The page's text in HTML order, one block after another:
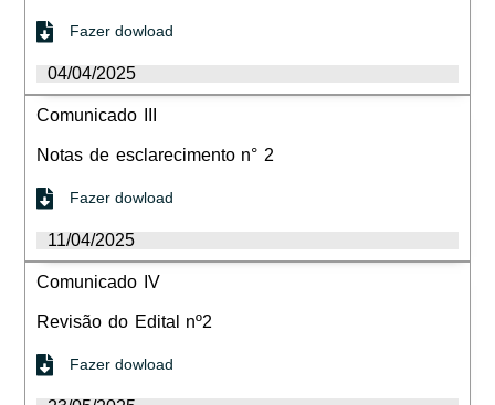
Fazer dowload
04/04/2025
Comunicado III
Notas de esclarecimento n° 2
Fazer dowload
11/04/2025
Comunicado IV
Revisão do Edital nº2
Fazer dowload